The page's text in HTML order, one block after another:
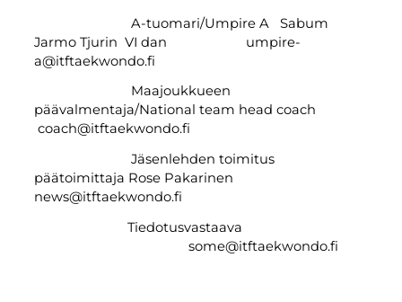
A-tuomari/Umpire A Sabum
Jarmo Tjurin VI dan umpire-
a@itftaekwondo.fi
Maajoukkueen
päävalmentaja/National team head coach
coach@itftaekwondo.fi
Jäsenlehden toimitus
päätoimittaja Rose Pakarinen
news@itftaekwondo.fi
Tiedotusvastaava
some@itftaekwondo.fi